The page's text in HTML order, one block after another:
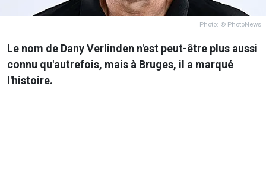
Photo: © PhotoNews
Le nom de Dany Verlinden n'est peut-être plus aussi
connu qu'autrefois, mais à Bruges, il a marqué
l'histoire.